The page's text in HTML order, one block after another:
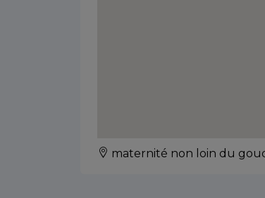
maternité non loin du